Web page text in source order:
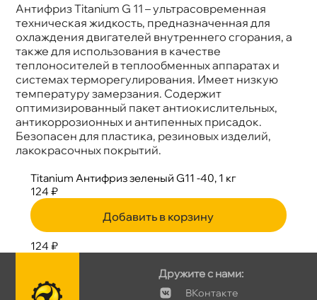
Антифриз Titanium G 11 – ультрасовременная
техническая жидкость, предназначенная для
охлаждения двигателей внутреннего сгорания, а
также для использования в качестве
теплоносителей в теплообменных аппаратах и
системах терморегулирования. Имеет низкую
температуру замерзания. Содержит
оптимизированный пакет антиокислительных,
антикоррозионных и антипенных присадок.
Безопасен для пластика, резиновых изделий,
лакокрасочных покрытий.
Назначение
Система охлаждения
Цвет
Зелёный
Объем
1к
Titanium Антифриз зеленый G11 -40, 1 к
124 ₽
Добавить в корзину
124 ₽
Дружите с нами:
Контакте